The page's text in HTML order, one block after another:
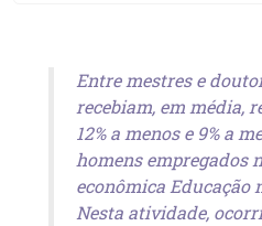
Entre mestres e
recebiam, em média,
12% a menos e 9% a
homens empregados
econômica Educação
Nesta atividade,